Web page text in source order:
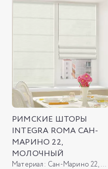
РИМСКИЕ ШТОРЫ
INTEGRA ROMA САН-
МАРИНО 22,
МОЛОЧНЫЙ
Материал: Сан-Марино 22, молочный